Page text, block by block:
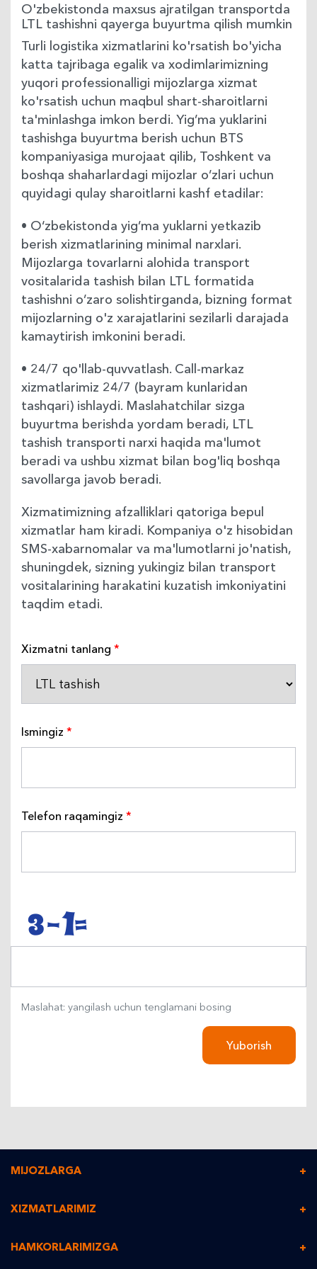
O'zbekistonda maxsus ajratilgan transportda
LTL tashishni qayerga buyurtma qilish mumkin
Turli logistika xizmatlarini ko'rsatish bo'yicha
katta tajribaga egalik va xodimlarimizning
yuqori professionalligi mijozlarga xizmat
ko'rsatish uchun maqbul shart-sharoitlarni
ta'minlashga imkon berdi. Yig’ma yuklarini
tashishga buyurtma berish uchun BTS
kompaniyasiga murojaat qilib, Toshkent va
boshqa shaharlardagi mijozlar o’zlari uchun
quyidagi qulay sharoitlarni kashf etadilar:
• O‘zbekistonda yig’ma yuklarni yetkazib
berish xizmatlarining minimal narxlari.
Mijozlarga tovarlarni alohida transport
vositalarida tashish bilan LTL formatida
tashishni o’zaro solishtirganda, bizning format
mijozlarning o'z xarajatlarini sezilarli darajada
kamaytirish imkonini beradi.
• 24/7 qo'llab-quvvatlash. Call-markaz
xizmatlarimiz 24/7 (bayram kunlaridan
tashqari) ishlaydi. Maslahatchilar sizga
buyurtma berishda yordam beradi, LTL
tashish transporti narxi haqida ma'lumot
beradi va ushbu xizmat bilan bog'liq boshqa
savollarga javob beradi.
Xizmatimizning afzalliklari qatoriga bepul
xizmatlar ham kiradi. Kompaniya o'z hisobidan
SMS-xabarnomalar va ma'lumotlarni jo'natish,
shuningdek, sizning yukingiz bilan transport
vositalarining harakatini kuzatish imkoniyatini
taqdim etadi.
Хizmatni tanlang
Ismingiz
Telefon raqamingiz
Maslahat: yangilash uchun tenglamani bosing
Yuborish
MIJOZLARGA
XIZMATLARIMIZ
HAMKORLARIMIZGA